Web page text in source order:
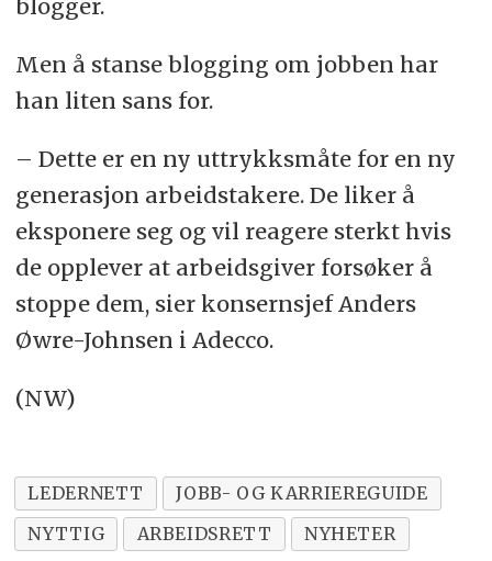
blogger.
Men å stanse blogging om jobben har
han liten sans for.
– Dette er en ny uttrykksmåte for en ny
generasjon arbeidstakere. De liker å
eksponere seg og vil reagere sterkt hvis
de opplever at arbeidsgiver forsøker å
stoppe dem, sier konsernsjef Anders
Øwre-Johnsen i Adecco.
(NW)
LEDERNETT
JOBB- OG KARRIEREGUIDE
NYTTIG
ARBEIDSRETT NYHETER